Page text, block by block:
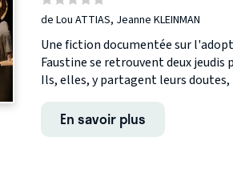
de Lou ATTIAS, Jeanne KLEINMAN
Une fiction documentée sur
Faustine se retrouvent deux jeudis
Ils, elles, y partagent leurs doutes,
En savoir plus